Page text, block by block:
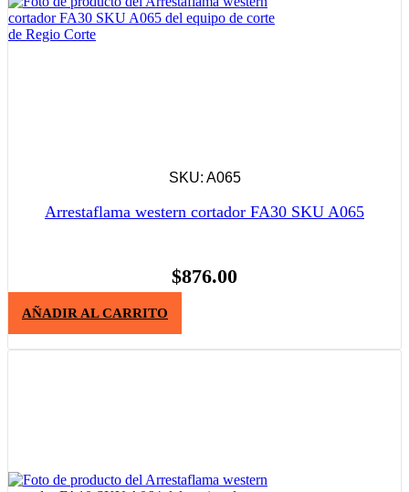
SKU: A065
Arrestaflama western cortador FA30 SKU A065
$876.00
AÑADIR AL CARRITO